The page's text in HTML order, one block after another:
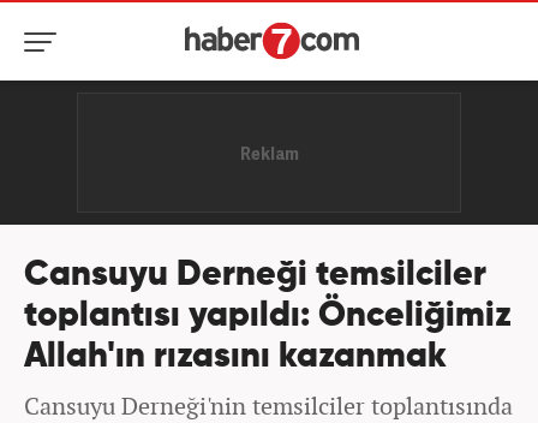
Cansuyu Derneği temsilciler
toplantısı yapıldı: Önceliğimiz
Allah'ın rızasını kazanmak
Cansuyu Derneği'nin temsilciler toplantısında